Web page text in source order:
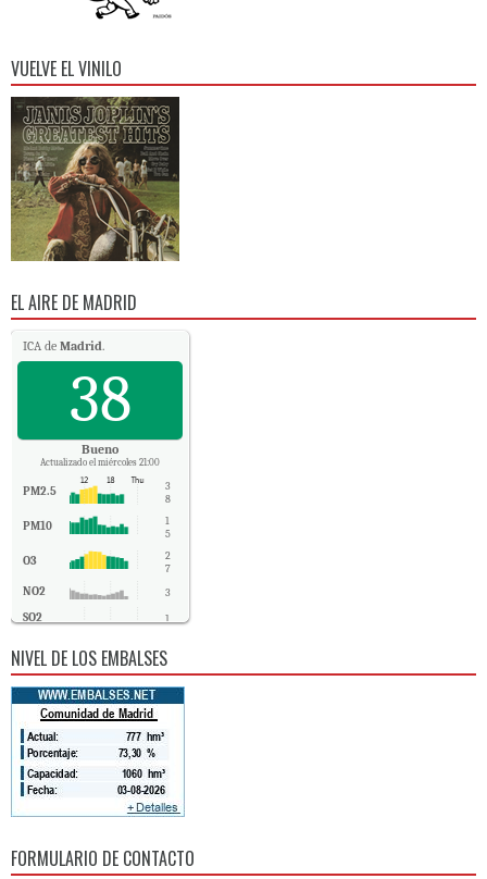
VUELVE EL VINILO
EL AIRE DE MADRID
ICA de Madrid.
38
Bueno
Actualizado el miércoles 21:00
PM2.5
3
8
PM10
1
5
O3
2
7
NO2 3
SO2 1
NIVEL DE LOS EMBALSES
FORMULARIO DE CONTACTO